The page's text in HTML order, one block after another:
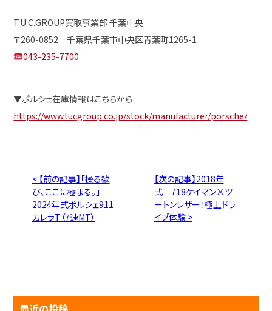
T.U.C.GROUP買取事業部 千葉中央
〒260-0852 千葉県千葉市中央区青葉町1265-1
043-235-7700
▼ポルシェ在庫情報はこちらから
https://www.tucgroup.co.jp/stock/manufacturer/porsche/
< 【前の記事】「操る歓
び、ここに極まる。」
2024年式ポルシェ911
カレラT（7速MT）
【次の記事】2018年
式 718ケイマン×ツ
ートンレザー！極上ドラ
イブ体験 >